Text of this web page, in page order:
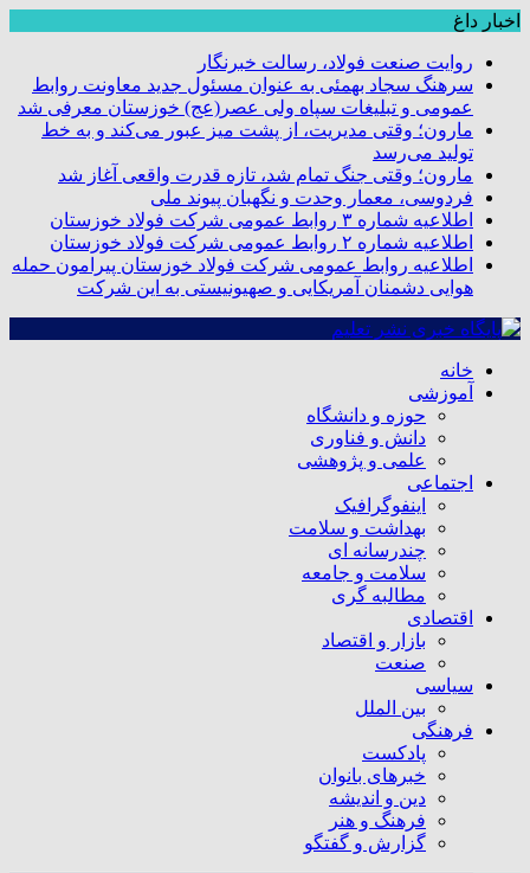
اخبار داغ
روایت صنعت فولاد،‌ رسالت خبرنگار
سرهنگ سجاد بهمئی به عنوان مسئول جدید معاونت روابط
عمومی و تبلیغات سپاه ولی عصر(عج) خوزستان معرفی شد
مارون؛ وقتی مدیریت، از پشت میز عبور می‌کند و به خط
تولید می‌رسد
مارون؛ وقتی جنگ تمام شد، تازه قدرت واقعی آغاز شد
فردوسی، معمار وحدت و نگهبان پیوند ملی
اطلاعیه شماره ۳ روابط عمومی شرکت فولاد خوزستان
اطلاعیه شماره ۲ روابط عمومی شرکت فولاد خوزستان
اطلاعیه روابط عمومی شرکت فولاد خوزستان پیرامون حمله
هوایی دشمنان آمریکایی و صهیونیستی به این شرکت
خانه
آموزشی
حوزه و دانشگاه
دانش و فناوری
علمی و پژوهشی
اجتماعی
اینفوگرافیک
بهداشت و سلامت
چندرسانه ای
سلامت و جامعه
مطالبه گری
اقتصادی
بازار و اقتصاد
صنعت
سیاسی
بین الملل
فرهنگی
پادکست
خبرهای بانوان
دین و اندیشه
فرهنگ و هنر
گزارش و گفتگو